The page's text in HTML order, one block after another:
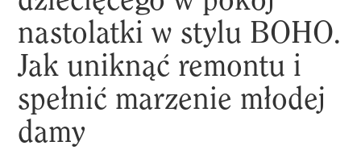
nastolatki w stylu BOHO.
Jak uniknąć remontu i
spełnić marzenie młodej
damy